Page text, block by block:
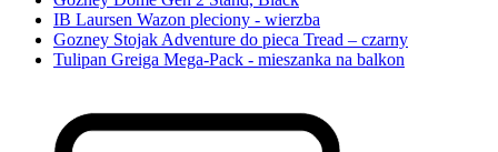
IB Laursen Wazon pleciony - wierzba
Gozney Stojak Adventure do pieca Tread – czarny
Tulipan Greiga Mega-Pack - mieszanka na balkon